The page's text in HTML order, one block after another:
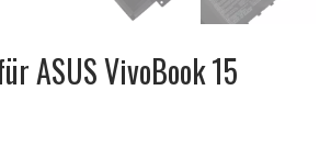
ASUS VivoBook 15